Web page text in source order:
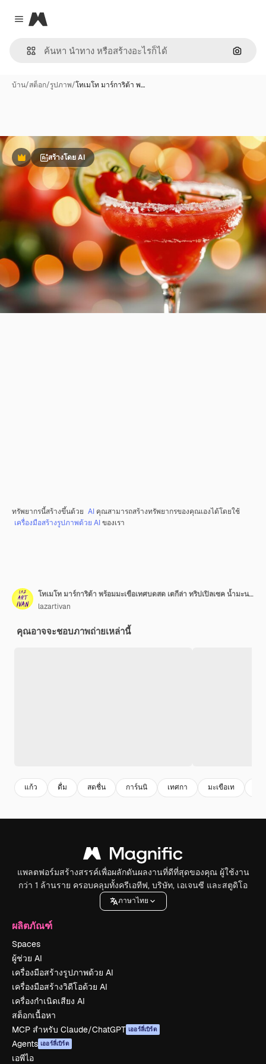
Close menu
Magnific
ค้นหา
บ้าน/สต็อก/รูปภาพ/โทเมโท มาร์การิต้า พ…
พรีเมี่ยม สร้างโดย AI
ทรัพยากรนี้สร้างขึ้นด้วย AI คุณสามารถสร้างทรัพยากรของคุณเองได้โดยใช้
เครื่องมือสร้างรูปภาพด้วย AIของเรา
โทเมโท มาร์การิต้า พร้อมมะเขือเทศบดสด เตกีล่า ทริปเปิลเซค น้ำมะนาว และน้ำเชื่อมอะกาเว่ในแก้ว
lazartivan
คุณอาจจะชอบภาพถ่ายเหล่านี้
แก้ว ดื่ม สดชื่น การ์นนิ เทศกา มะเขือเท
แพลตฟอร์มสร้างสรรค์เพื่อผลักดันผลงานที่ดีที่สุดของคุณ ผู้ใช้งาน
กว่า 1 ล้านราย ครอบคลุมทั้งครีเอทีฟ, บริษัท, เอเจนซี และสตูดิโอ
ภาษาไทย
ผลิตภัณฑ์
Spaces
ผู้ช่วย AI
เครื่องมือสร้างรูปภาพด้วย AI
เครื่องมือสร้างวิดีโอด้วย AI
เครื่องกำเนิดเสียง AI
สต็อกเนื้อหา
MCP สำหรับ Claude/ChatGPT เออร์ลี่เบิร์ด
Agents เออร์ลี่เบิร์ด
เอพีไอ